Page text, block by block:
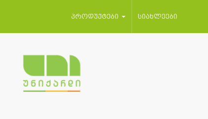
პროდუქტები სიახლეები